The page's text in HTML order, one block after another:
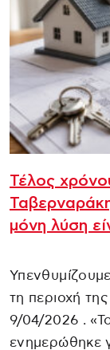
Τέλος
μόνη λύση
τη περιοχή
9/04/2026 .
ενημερώθηκε